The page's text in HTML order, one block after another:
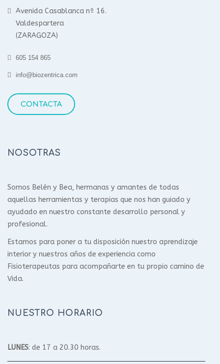
Avenida Casablanca nº 16.
Valdespartera
(ZARAGOZA)
605 154 865
info@biozentrica.com
CONTACTA
NOSOTRAS
Somos Belén y Bea, hermanas y amantes de todas
aquellas herramientas y terapias que nos han guiado y
ayudado en nuestro constante desarrollo personal y
profesional.
Estamos para poner a tu disposición nuestro aprendizaje
interior y nuestros años de experiencia como
Fisioterapeutas para acompañarte en tu propio camino de
Vida.
NUESTRO HORARIO
LUNES: de 17 a 20.30 horas.